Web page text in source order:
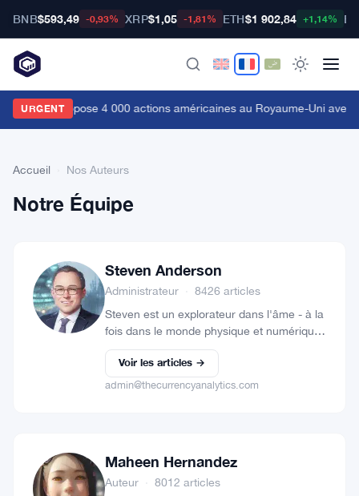
BNB$593,49 -0,93% XRP$1,05 -1,81% ETH$1 902,84 +1,14%
URGENT
Coinbase propose 4 000 actions américaines au Royaume-Uni
Accueil Nos Auteurs
Notre Équipe
Steven Anderson
Administrateur
8426 articles
Steven est un explorateur dans l'âme - à la
fois dans le monde physique et numérique.
Voyageur, Steven continue de découvrir de
nouveaux endroits tout au long de l'année
dans…
Voir les articles →
admin@thecurrencyanalytics.com
Maheen Hernandez
Auteur
8012 articles